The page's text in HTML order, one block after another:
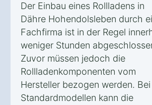
Der Einbau eines Rollladens in
Dähre Hohendolsleben durch
Fachfirma ist in der Regel
weniger Stunden
Zuvor müssen jedoch die
Rollladenkomponenten vom
Hersteller bezogen werden. Bei
Standardmodellen kann die